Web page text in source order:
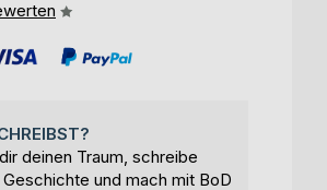
deinen Traum, schreibe
und mach mit BoD